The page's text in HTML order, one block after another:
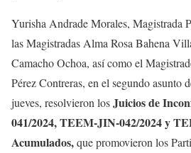
Yurisha Andrade Morales, Magistrada
las Magistradas Alma Rosa Bahena
Camacho Ochoa, así como el
Pérez Contreras, en el segundo asunto
jueves, resolvieron losJuicios de
041/2024, TEEM-JIN-042/2024 y
Acumulados,que promovieron los